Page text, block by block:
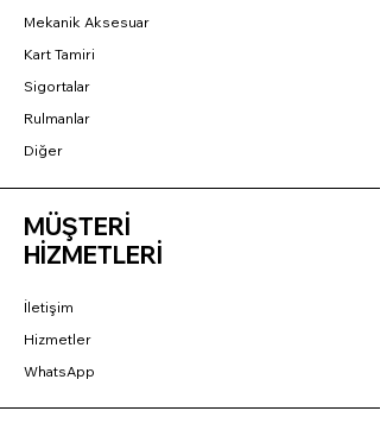
Mekanik Aksesuar
Kart Tamiri
Sigortalar
Rulmanlar
Diğer
MÜŞTERİ
HİZMETLERİ
İletişim
Hizmetler
WhatsApp